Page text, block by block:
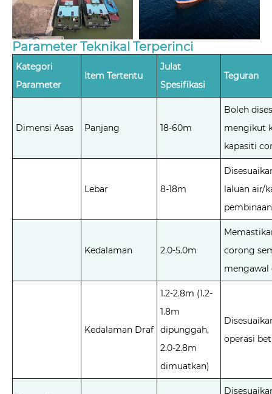
Parameter Teknikal Terperinci
Kategori
Parameter
Item Tertentu
Julat
Spesifikasi
Teguran
Dimensi Asas Panjang 18-60m
Boleh
mengikut
kapasiti
Lebar 8-18m
laluan air/
Kedalaman 2.0-5.0m
corong
mengawal
Kedalaman Draf
1.2-2.8m (1.2-
1.8m
dipunggah,
2.0-2.8m
dimuatkan)
operasi